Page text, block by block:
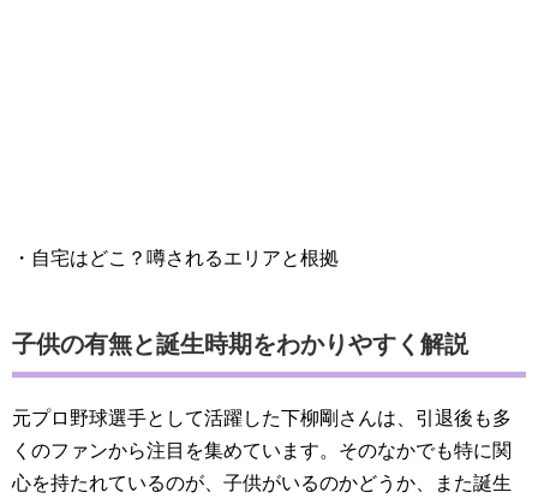
・自宅はどこ？噂されるエリアと根拠
子供の有無と誕生時期をわかりやすく解説
元プロ野球選手として活躍した下柳剛さんは、引退後も多
くのファンから注目を集めています。そのなかでも特に関
心を持たれているのが、子供がいるのかどうか、また誕生